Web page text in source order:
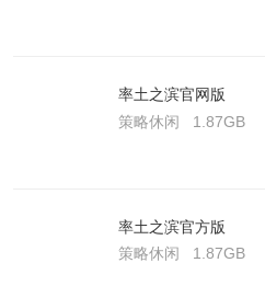
率土之滨官网版
策略休闲
1.87GB
率土之滨官方版
策略休闲
1.87GB